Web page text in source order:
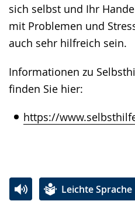
sich selbst und Ihr
mit Problemen und
auch sehr hilfreich sein.
Informationen zu
finden Sie hier:
https://
Leichte Sprache